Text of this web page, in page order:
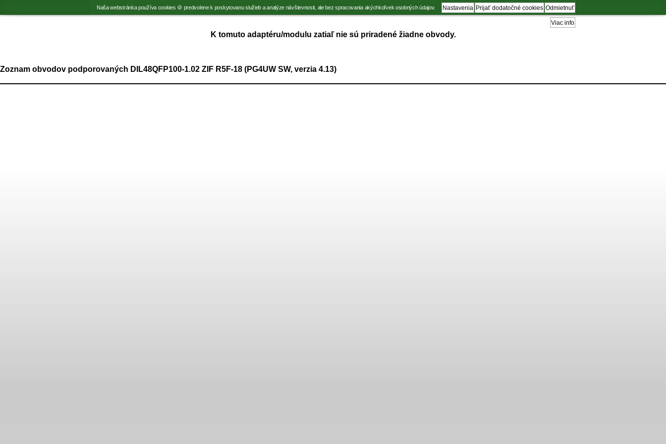
Naša webstránka používa cookies 🍪 predvolene k poskytovanu služieb a analýze návštevnosti, ale bez spracovania akýchkoľvek osobných údajov. Odmietnuť
Prijať dodatočné cookies
Nastavenia
Viac info
K tomuto adaptéru/modulu zatiaľ nie sú priradené žiadne obvody.
Popis
Zoznam obvodov podporovaných DIL48QFP100-1.02 ZIF R5F-18 (PG4UW SW, verzia 4.13)